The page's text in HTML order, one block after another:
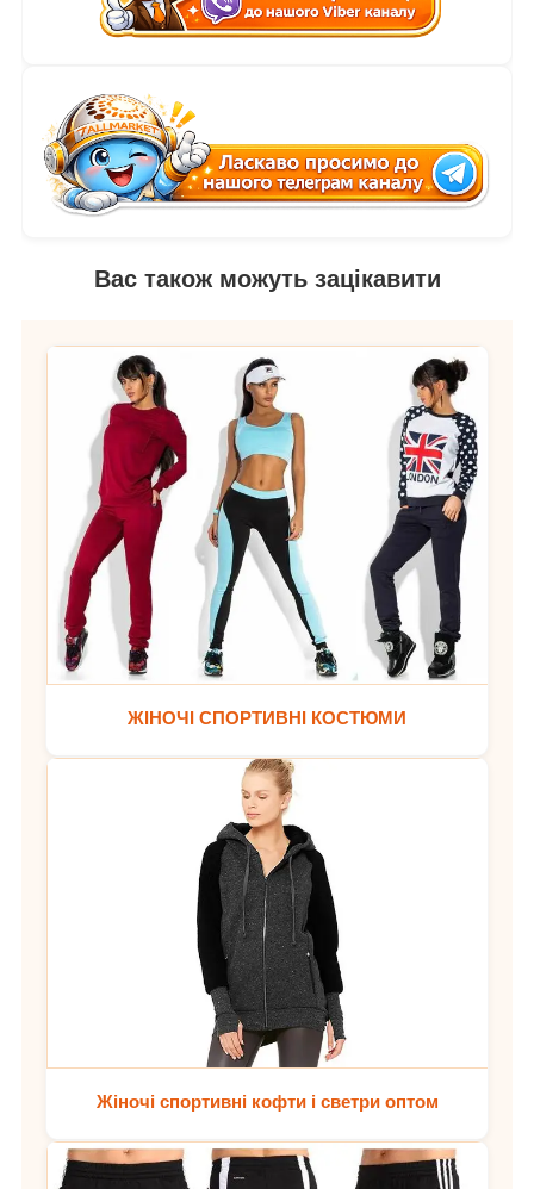
Вас також можуть зацікавити
ЖІНОЧІ СПОРТИВНІ КОСТЮМИ
Жіночі спортивні кофти і светри оптом